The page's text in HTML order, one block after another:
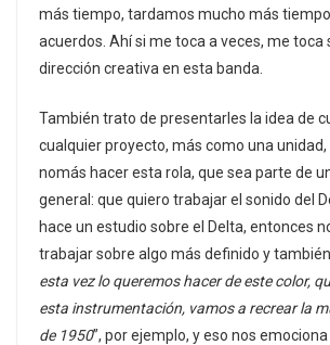
más tiempo, tardamos mucho más
acuerdos. Ahí si me toca a veces, me toca
dirección creativa en esta banda.
También trato de presentarles la idea de
cualquier proyecto, más como una unidad,
nomás hacer esta rola, que sea parte de
general: que quiero trabajar el sonido del
hace un estudio sobre el Delta, entonces
trabajar sobre algo más definido y
esta vez lo queremos hacer de este color,
esta instrumentación, vamos a recrear la
de 1950”, por ejemplo, y eso nos